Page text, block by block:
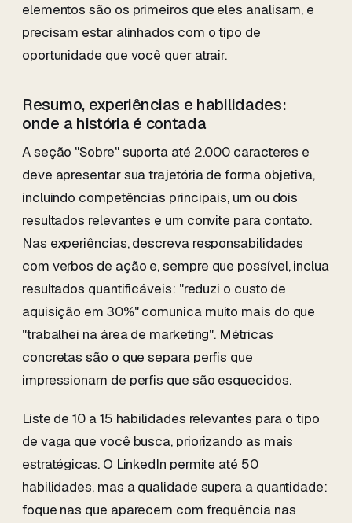
elementos são os primeiros que eles analisam, e
precisam estar alinhados com o tipo de
oportunidade que você quer atrair.
Resumo, experiências e habilidades:
onde a história é contada
A seção "Sobre" suporta até 2.000 caracteres e
deve apresentar sua trajetória de forma objetiva,
incluindo competências principais, um ou dois
resultados relevantes e um convite para contato.
Nas experiências, descreva responsabilidades
com verbos de ação e, sempre que possível, inclua
resultados quantificáveis: "reduzi o custo de
aquisição em 30%" comunica muito mais do que
"trabalhei na área de marketing". Métricas
concretas são o que separa perfis que
impressionam de perfis que são esquecidos.
Liste de 10 a 15 habilidades relevantes para o tipo
de vaga que você busca, priorizando as mais
estratégicas. O LinkedIn permite até 50
habilidades, mas a qualidade supera a quantidade:
foque nas que aparecem com frequência nas